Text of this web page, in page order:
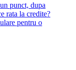
punct, dupa
rata la credite?
pentru o